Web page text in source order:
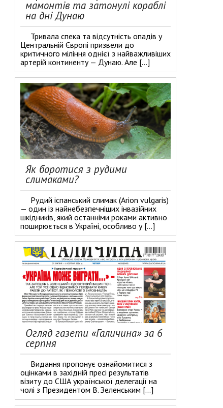
мамонтів та затонулі кораблі
на дні Дунаю
Тривала спека та відсутність опадів у
Центральній Європі призвели до
критичного міління однієї з найважливіших
артерій континенту — Дунаю. Але […]
Як боротися з рудими
слимаками?
Рудий іспанський слимак (Arion vulgaris)
— один із найнебезпечніших інвазійних
шкідників, який останніми роками активно
поширюється в Україні, особливо у […]
Огляд газети «Галичина» за 6
серпня
Видання пропонує ознайомитися з
оцінками в західній пресі результатів
візиту до США української делегації на
чолі з Президентом В. Зеленським […]